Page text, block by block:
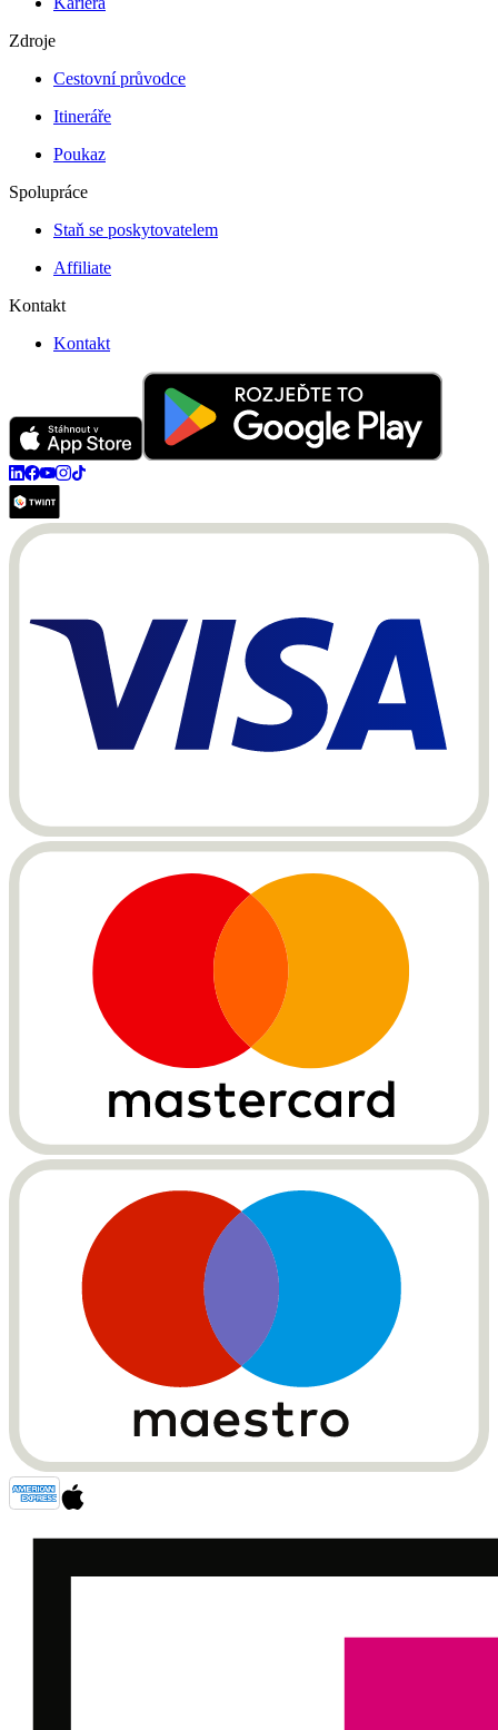
Zdroje
Cestovní průvodce
Itineráře
Poukaz
Spolupráce
Staň se poskytovatelem
Affiliate
Kontakt
Kontakt